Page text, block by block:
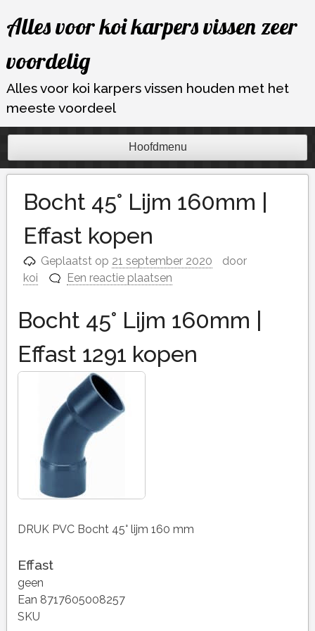
naar
inhoud
Alles voor koi karpers vissen zeer
voordelig
Alles voor koi karpers vissen houden met het
meeste voordeel
Hoofdmenu
Bocht 45° Lijm 160mm |
Effast kopen
Geplaatst op 21 september 2020
door
koi
Een reactie plaatsen
Bocht 45° Lijm 160mm |
Effast 1291 kopen
DRUK PVC Bocht 45° lijm 160 mm
Effast
geen
Ean 8717605008257
SKU